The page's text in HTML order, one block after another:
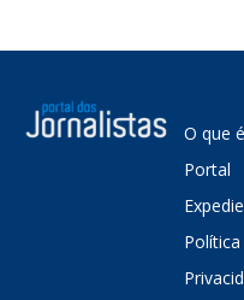
O que
Portal
Política